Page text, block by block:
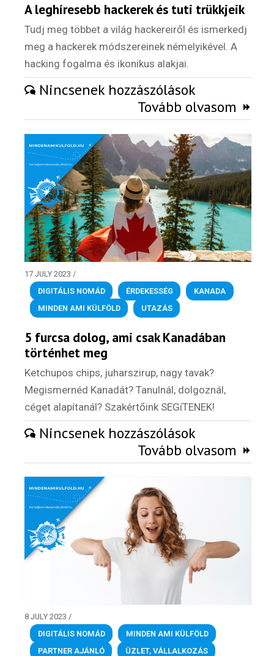
A leghíresebb hackerek és tuti trükkjeik
Tudj meg többet a világ hackereiről és ismerkedj
meg a hackerek módszereinek némelyikével. A
hacking fogalma és ikonikus alakjai.
Nincsenek hozzászólások
Tovább olvasom
17 JULY 2023 /
DIGITÁLIS NOMÁD
, ÉRDEKESSÉG , KANADA
MINDEN AMI KÜLFÖLD
, UTAZÁS
5 furcsa dolog, ami csak Kanadában
történhet meg
Ketchupos chips, juharszirup, nagy tavak?
Megismernéd Kanadát? Tanulnál, dolgoznál,
céget alapítanál? Szakértőink SEGíTENEK!
Nincsenek hozzászólások
Tovább olvasom
8 JULY 2023 /
DIGITÁLIS NOMÁD
, MINDEN AMI KÜLFÖLD
PARTNER AJÁNLÓ
, ÜZLET, VÁLLALKOZÁS